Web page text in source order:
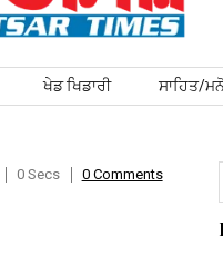
ਖੇਡ ਖਿਡਾਰੀ ਸਾਹਿਤ/
0 Secs 0 Comments